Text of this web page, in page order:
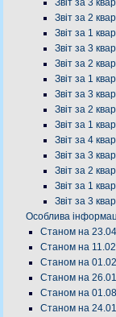
Звіт за 3
Звіт за 2
Звіт за 1
Звіт за 3
Звіт за 2
Звіт за 1
Звіт за 3
Звіт за 2
Звіт за 1
Звіт за 4
Звіт за 3
Звіт за 2
Звіт за 1
Звіт за 3
Особлива
Станом на
Станом на
Станом на
Станом на
Станом на
Станом на